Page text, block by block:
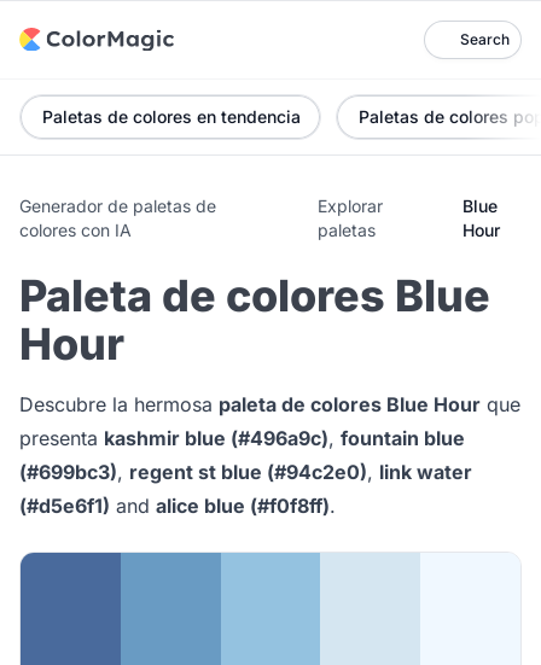
Search
Paletas de colores en tendencia Paletas de colores
Generador de paletas de
colores con IA
Explorar
paletas
Blue
Hour
Paleta de colores Blue
Hour
Descubre la hermosa paleta de colores Blue Hour que
presenta kashmir blue (#496a9c), fountain blue
(#699bc3), regent st blue (#94c2e0), link water
(#d5e6f1) and alice blue (#f0f8ff).